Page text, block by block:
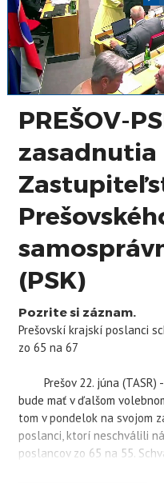
PREŠOV-
zasadnutia
(PSK)
Pozrite si záznam.
Prešovskí krajskí poslanci
zo 65 na 67
Prešov 22. júna (TASR) -
bude mať v ďalšom
tom v pondelok na svojom
poslanci, ktorí neschválili
poslancov zo 65 na 55.